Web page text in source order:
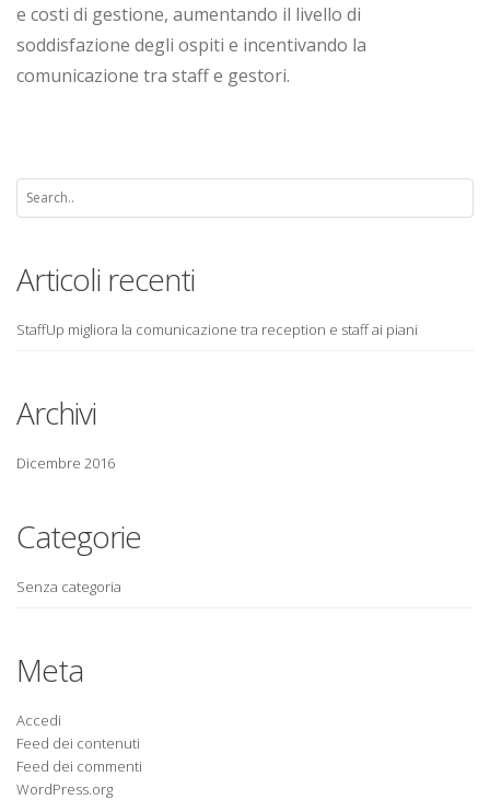
e costi di gestione, aumentando il livello di
soddisfazione degli ospiti e incentivando la
comunicazione tra staff e gestori.
Articoli recenti
StaffUp migliora la comunicazione tra reception e staff ai piani
Archivi
Dicembre 2016
Categorie
Senza categoria
Meta
Accedi
Feed dei contenuti
Feed dei commenti
WordPress.org